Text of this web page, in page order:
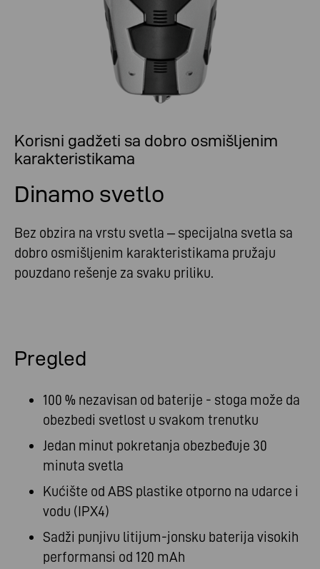
Korisni gadžeti sa dobro osmišljenim
karakteristikama
Dinamo svetlo
Bez obzira na vrstu svetla – specijalna svetla sa
dobro osmišljenim karakteristikama pružaju
pouzdano rešenje za svaku priliku.
Pregled
100 % nezavisan od baterije - stoga može da
obezbedi svetlost u svakom trenutku
Jedan minut pokretanja obezbeđuje 30
minuta svetla
Kućište od ABS plastike otporno na udarce i
vodu (IPX4)
Sadži punjivu litijum-jonsku baterija visokih
performansi od 120 mAh